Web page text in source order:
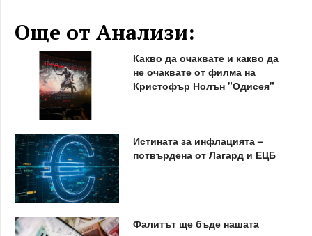
Още от Анализи:
Какво да очаквате и какво да
не очаквате от филма на
Кристофър Нолън "Одисея"
Истината за инфлацията –
потвърдена от Лагард и ЕЦБ
Фалитът ще бъде нашата